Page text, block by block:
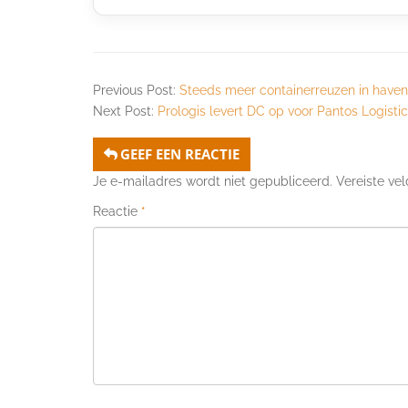
Previous Post: Steeds meer containerreuzen in
Next Post: Prologis levert DC op voor Pantos
GEEF EEN REACTIE
Je e-mailadres wordt niet gepubliceerd. Vereiste
Reactie *